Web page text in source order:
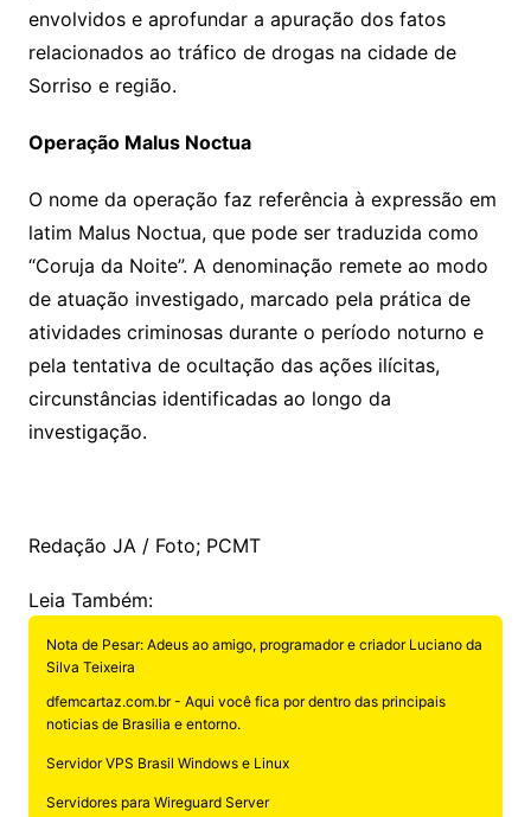
envolvidos e aprofundar a apuração dos fatos
relacionados ao tráfico de drogas na cidade de
Sorriso e região.
Operação Malus Noctua
O nome da operação faz referência à expressão em
latim Malus Noctua, que pode ser traduzida como
“Coruja da Noite”. A denominação remete ao modo
de atuação investigado, marcado pela prática de
atividades criminosas durante o período noturno e
pela tentativa de ocultação das ações ilícitas,
circunstâncias identificadas ao longo da
investigação.
Redação JA / Foto; PCMT
Leia Também:
Nota de Pesar: Adeus ao amigo, programador e criador Luciano da
Silva Teixeira
dfemcartaz.com.br - Aqui você fica por dentro das principais
noticias de Brasilia e entorno.
Servidor VPS Brasil Windows e Linux
Servidores para Wireguard Server